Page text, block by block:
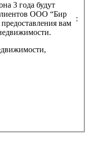
будут
вам
об объектах недвижимости.
: